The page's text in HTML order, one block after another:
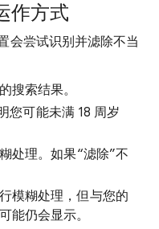
作方式
会尝试识别并滤除不当
搜索结果。
您可能未满 18 周岁
处理。如果“滤除”不
模糊处理，但与您的
能仍会显示。